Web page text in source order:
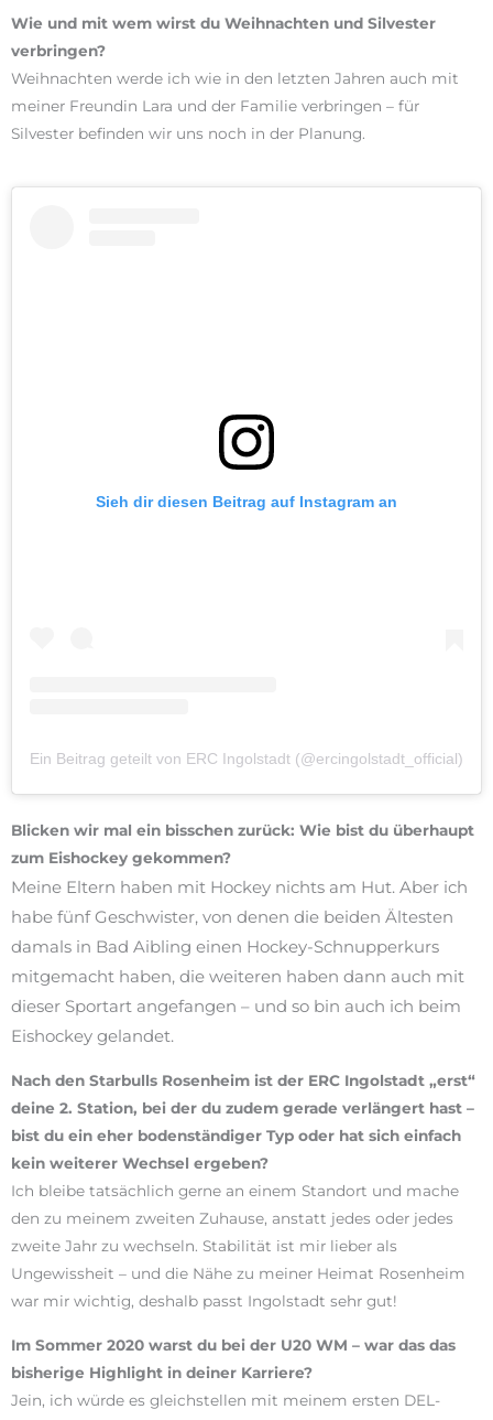
Wie und mit wem wirst du Weihnachten und Silvester
verbringen?
Weihnachten werde ich wie in den letzten Jahren auch mit
meiner Freundin Lara und der Familie verbringen – für
Silvester befinden wir uns noch in der Planung.
Sieh dir diesen Beitrag auf Instagram an
Ein Beitrag geteilt von ERC Ingolstadt (@ercingolstadt_official)
Blicken wir mal ein bisschen zurück: Wie bist du überhaupt
zum Eishockey gekommen?
Meine Eltern haben mit Hockey nichts am Hut. Aber ich
habe fünf Geschwister, von denen die beiden Ältesten
damals in Bad Aibling einen Hockey-Schnupperkurs
mitgemacht haben, die weiteren haben dann auch mit
dieser Sportart angefangen – und so bin auch ich beim
Eishockey gelandet.
Nach den Starbulls Rosenheim ist der ERC Ingolstadt „erst“
deine 2. Station, bei der du zudem gerade verlängert hast –
bist du ein eher bodenständiger Typ oder hat sich einfach
kein weiterer Wechsel ergeben?
Ich bleibe tatsächlich gerne an einem Standort und mache
den zu meinem zweiten Zuhause, anstatt jedes oder jedes
zweite Jahr zu wechseln. Stabilität ist mir lieber als
Ungewissheit – und die Nähe zu meiner Heimat Rosenheim
war mir wichtig, deshalb passt Ingolstadt sehr gut!
Im Sommer 2020 warst du bei der U20 WM – war das das
bisherige Highlight in deiner Karriere?
Jein, ich würde es gleichstellen mit meinem ersten DEL-